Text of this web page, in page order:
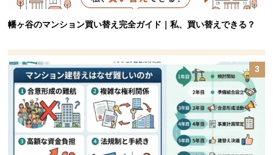
幡ヶ谷のマンション買い替え完全ガイド｜私、買い替えできる？